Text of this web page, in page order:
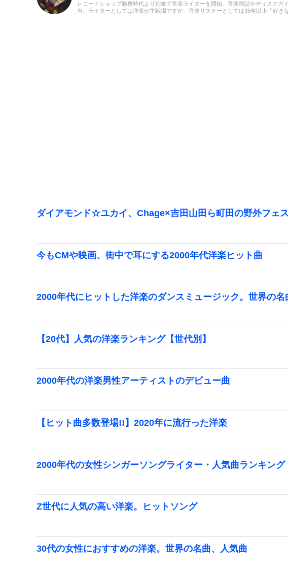
レコードショップ勤務時代より副業で音楽ライターを開始、音楽雑誌やディスクガ
当。ライターとしては洋楽が主戦場ですが、音楽リスナーとしては35年以上「好
ダイアモンド☆ユカイ、Chage×吉田山田ら町田の野外フェ
今もCMや映画、街中で耳にする2000年代洋楽ヒット曲
2000年代にヒットした洋楽のダンスミュージック。世界の名
【20代】人気の洋楽ランキング【世代別】
2000年代の洋楽男性アーティストのデビュー曲
【ヒット曲多数登場!!】2020年に流行った洋楽
2000年代の女性シンガーソングライター・人気曲ランキング
Z世代に人気の高い洋楽。ヒットソング
30代の女性におすすめの洋楽。世界の名曲、人気曲